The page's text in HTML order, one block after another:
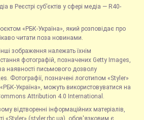
в Реєстрі суб’єктів у сфері медіа — R40-
«РБК-Україна», який розповідає про
читати поза новинами.
зображення належать їхнім
фотографій, позначених Getty Images,
наявності письмового дозволу
Фотографії, позначені логотипом «Styler»
Україна», можуть використовуватися на
Attribution 4.0 International.
відтворенні інформаційних матеріалів,
«Styler» (styler.rbc.ua), обов'язковим є